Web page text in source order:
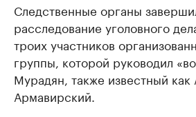
Следственные органы
расследование уголовного
троих участников
группы, которой руководил
Мурадян, также известный как
Армавирский.